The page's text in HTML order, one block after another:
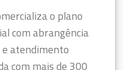
o plano
com abrangência
e atendimento
com mais de 300